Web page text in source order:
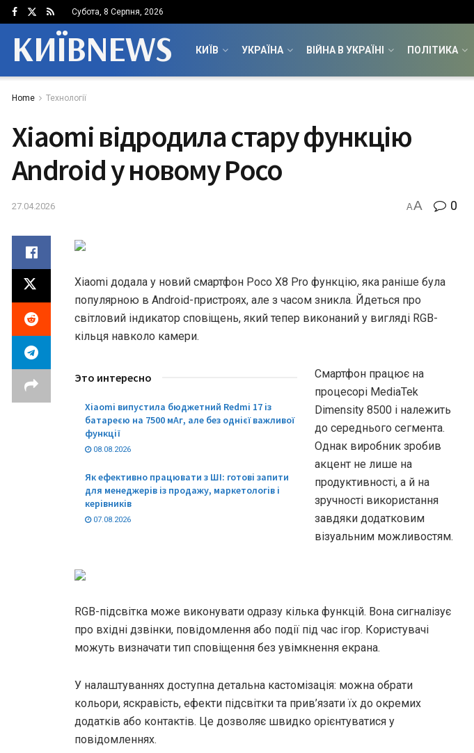
Субота, 8 Серпня, 2026
КИЇВNEWS КИЇВ УКРАЇНА ВІЙНА В УКРАЇНІ ПОЛІТИКА
Home Технології
Xiaomi відродила стару функцію
Android у новому Poco
27.04.2026 AA 0
Xiaomi додала у новий смартфон Poco X8 Pro функцію, яка раніше була
популярною в Android-пристроях, але з часом зникла. Йдеться про
світловий індикатор сповіщень, який тепер виконаний у вигляді RGB-
кільця навколо камери.
Это интересно
Xiaomi випустила бюджетний Redmi 17 із
батареєю на 7500 мАг, але без однієї важливої
функції
08.08.2026
Як ефективно працювати з ШІ: готові запити
для менеджерів із продажу, маркетологів і
керівників
07.08.2026
Смартфон працює на
процесорі MediaTek
Dimensity 8500 і належить
до середнього сегмента.
Однак виробник зробив
акцент не лише на
продуктивності, а й на
зручності використання
завдяки додатковим
візуальним можливостям.
RGB-підсвітка може виконувати одразу кілька функцій. Вона сигналізує
про вхідні дзвінки, повідомлення або події під час ігор. Користувачі
можуть визначати тип сповіщення без увімкнення екрана.
У налаштуваннях доступна детальна кастомізація: можна обрати
кольори, яскравість, ефекти підсвітки та прив’язати їх до окремих
додатків або контактів. Це дозволяє швидко орієнтуватися у
повідомленнях.